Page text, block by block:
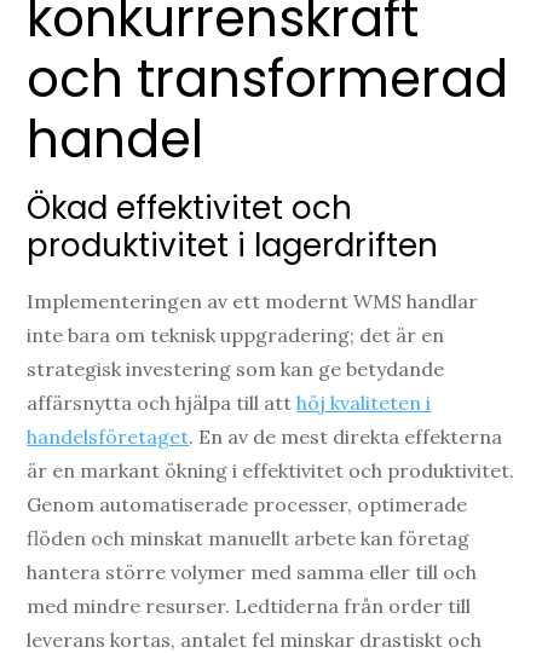
konkurrenskraft
och transformerad
handel
Ökad effektivitet och
produktivitet i lagerdriften
Implementeringen av ett modernt WMS handlar
inte bara om teknisk uppgradering; det är en
strategisk investering som kan ge betydande
affärsnytta och hjälpa till atthöj kvaliteten i
handelsföretaget. En av de mest direkta effekterna
är en markant ökning i effektivitet och produktivitet.
Genom automatiserade processer, optimerade
flöden och minskat manuellt arbete kan företag
hantera större volymer med samma eller till och
med mindre resurser. Ledtiderna från order till
leverans kortas, antalet fel minskar drastiskt och